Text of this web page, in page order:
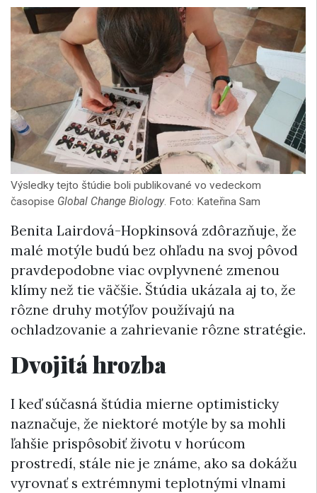
Výsledky tejto štúdie boli publikované vo vedeckom
časopise Global Change Biology. Foto: Kateřina Sam
Benita Lairdová-Hopkinsová zdôrazňuje, že
malé motýle budú bez ohľadu na svoj pôvod
pravdepodobne viac ovplyvnené zmenou
klímy než tie väčšie. Štúdia ukázala aj to, že
rôzne druhy motýľov používajú na
ochladzovanie a zahrievanie rôzne stratégie.
Dvojitá hrozba
I keď súčasná štúdia mierne optimisticky
naznačuje, že niektoré motýle by sa mohli
ľahšie prispôsobiť životu v horúcom
prostredí, stále nie je známe, ako sa dokážu
vyrovnať s extrémnymi teplotnými vlnami